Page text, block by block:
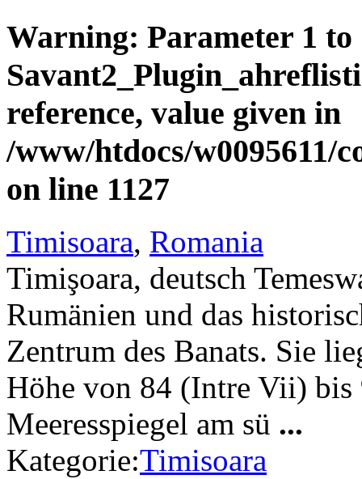
Warning: Parameter 1 to
reference, value given in
/www/htdocs/w0095611/
on line 1127
Timisoara, Romania
Timişoara, deutsch
Rumänien und das
Zentrum des Banats. Sie
Höhe von 84 (Intre Vii) bis
Meeresspiegel am sü ...
Kategorie:Timisoara